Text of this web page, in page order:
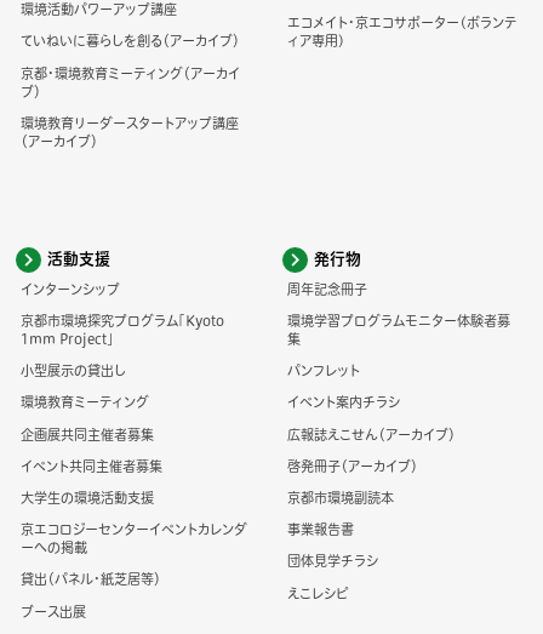
環境活動パワーアップ講座
ていねいに暮らしを創る（アーカイブ）
京都・環境教育ミーティング（アーカイ
ブ）
環境教育リーダースタートアップ講座
（アーカイブ）
エコメイト・京エコサポーター(ボランテ
ィア専用)
活動支援
インターンシップ
京都市環境探究プログラム「Kyoto
1mm Project」
小型展示の貸出し
環境教育ミーティング
企画展共同主催者募集
イベント共同主催者募集
大学生の環境活動支援
京エコロジーセンターイベントカレンダ
ーへの掲載
貸出（パネル・紙芝居等）
ブース出展
発行物
周年記念冊子
環境学習プログラムモニター体験者募
集
パンフレット
イベント案内チラシ
広報誌えこせん（アーカイブ）
啓発冊子（アーカイブ）
京都市環境副読本
事業報告書
団体見学チラシ
えこレシピ